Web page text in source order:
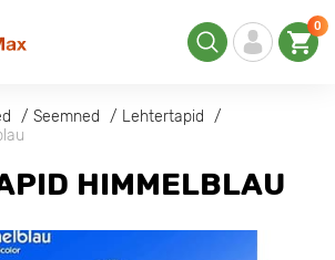
0
Seemned
Lehtertapid
HIMMELBLAU